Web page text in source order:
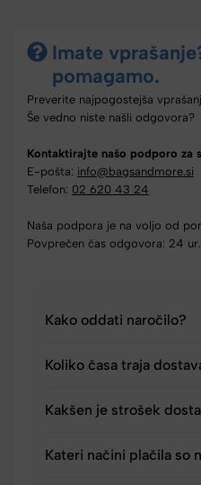
Imate
pomagamo.
Preverite najpogostejša
Še vedno niste našli odgovora?
Kontaktirajte našo podporo za
E-pošta: info@bagsandmore.si
Telefon: 02 620 43 24
Naša podpora je na voljo od
Povprečen čas odgovora: 24 ur.
Kako oddati naročilo?
Koliko časa traja
Kakšen je strošek
Kateri načini plačila so